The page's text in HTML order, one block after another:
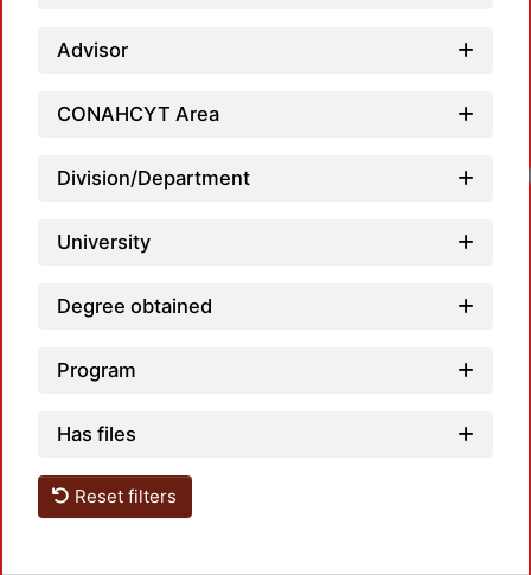
Advisor
CONAHCYT Area
Division/Department
University
Degree obtained
Program
Has files
Reset filters